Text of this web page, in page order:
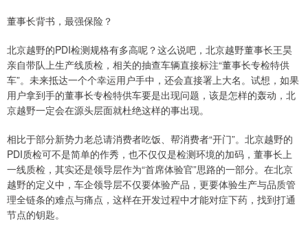
董事长背书，最强保险？
北京越野的PDI检测规格有多高呢？这么说吧，北京越野董事长王昊
亲自带队上生产线质检，相关的抽查车辆直接标注“董事长专检特供
车”。未来抵达一个个幸运用户手中，还会直接署上大名。试想，如果
用户拿到手的董事长专检特供车要是出现问题，该是怎样的轰动，北
京越野一定会在源头层面就杜绝这样的事出现。
相比于部分新势力老总请消费者吃饭、帮消费者“开门”。北京越野的
PDI质检可不是简单的作秀，也不仅仅是检测环境的加码，董事长上
一线质检，其实还是领导层作为“首席体验官”思路的一部分。在北京
越野的定义中，车企领导层不仅要体验产品，更要体验生产与品质管
理全链条的难点与痛点，这样在开发过程中才能对症下药，找到打通
节点的钥匙。